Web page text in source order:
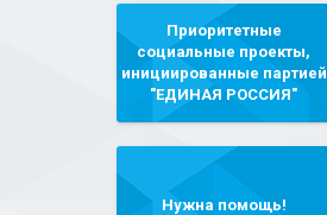
Приоритетные
социальные проекты,
инициированные партией
"ЕДИНАЯ РОССИЯ"
Нужна помощь!